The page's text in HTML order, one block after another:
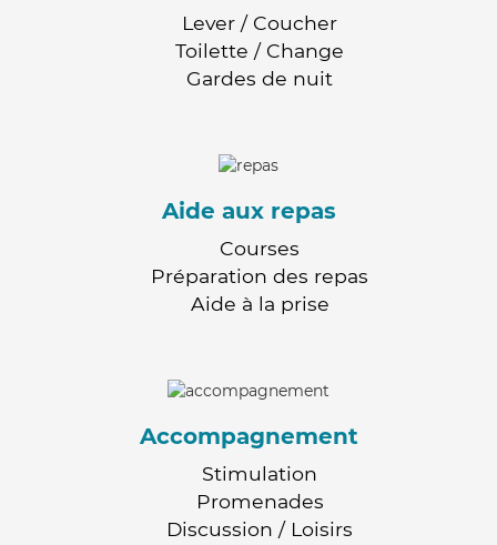
Lever / Coucher
Toilette / Change
Gardes de nuit
Aide aux repas
Courses
Préparation des repas
Aide à la prise
Accompagnement
Stimulation
Promenades
Discussion / Loisirs